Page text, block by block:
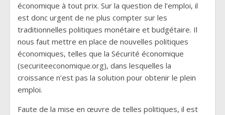
économique à tout prix. Sur la question de l’emploi, il
est donc urgent de ne plus compter sur les
traditionnelles politiques monétaire et budgétaire. Il
nous faut mettre en place de nouvelles politiques
économiques, telles que la Sécurité économique
(securiteeconomique.org), dans lesquelles la
croissance n’est pas la solution pour obtenir le plein
emploi.
Faute de la mise en œuvre de telles politiques, il est